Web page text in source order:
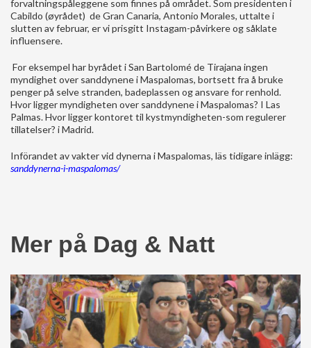
forvaltningspåleggene som finnes på området. Som presidenten i
Cabildo (øyrådet) de Gran Canaria, Antonio Morales, uttalte i
slutten av februar, er vi prisgitt Instagam-påvirkere og såklate
influensere.
For eksempel har byrådet i San Bartolomé de Tirajana ingen
myndighet over sanddynene i Maspalomas, bortsett fra å bruke
penger på selve stranden, badeplassen og ansvare for renhold.
Hvor ligger myndigheten over sanddynene i Maspalomas? I Las
Palmas. Hvor ligger kontoret til kystmyndigheten-som regulerer
tillatelser? i Madrid.
Införandet av vakter vid dynerna i Maspalomas, läs tidigare inlägg:
sanddynerna-i-maspalomas/
Mer på Dag & Natt